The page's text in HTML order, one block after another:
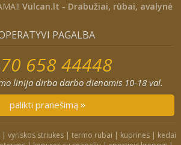
Vulcan.lt - Drabužiai, rūbai, avalynė
PAGALBA
658 44448
linija dirba darbo dienomis 10-18 val.
palikti pranešimą
| vyriskos striukes| termo rubai | kuprines| kedai